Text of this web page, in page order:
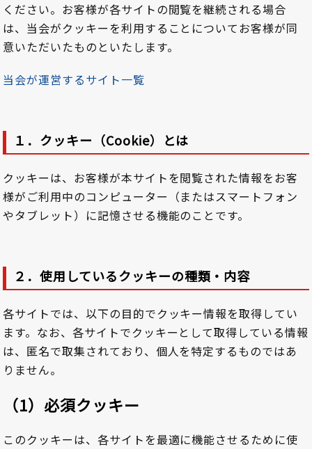
ください。お客様が各サイトの閲覧を継続される場合
は、当会がクッキーを利用することについてお客様が同
意いただいたものといたします。
当会が運営するサイト一覧
１．クッキー（Cookie）とは
クッキーは、お客様が本サイトを閲覧された情報をお客
様がご利用中のコンピューター（またはスマートフォン
やタブレット）に記憶させる機能のことです。
２．使用しているクッキーの種類・内容
各サイトでは、以下の目的でクッキー情報を取得してい
ます。なお、各サイトでクッキーとして取得している情報
は、匿名で取集されており、個人を特定するものではあ
りません。
（1）必須クッキー
このクッキーは、各サイトを最適に機能させるために使